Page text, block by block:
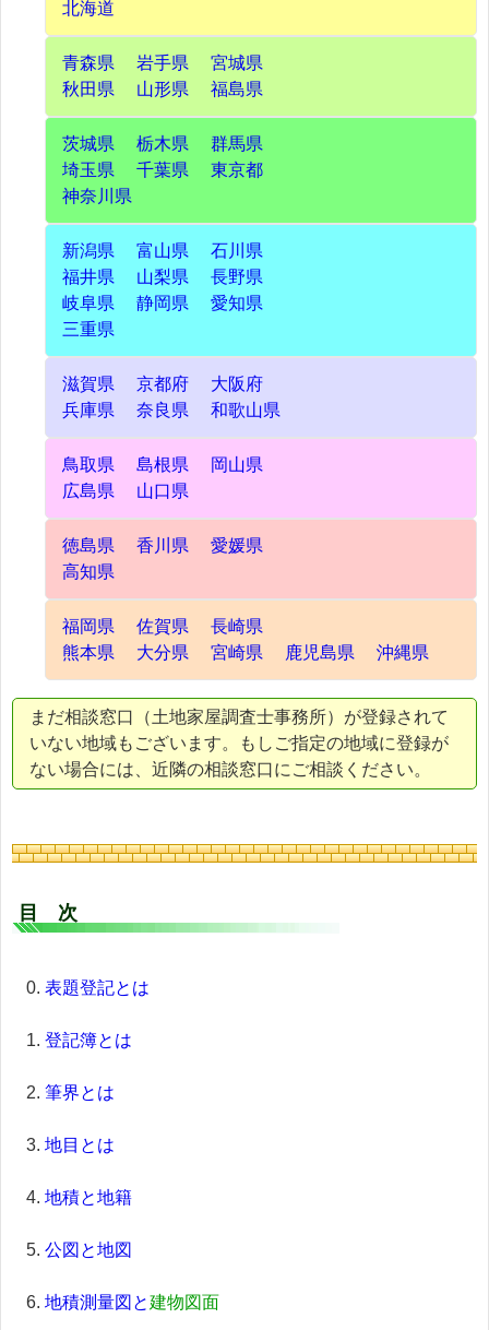
北海道
青森県 岩手県
宮城県
秋田県
山形県 福島県
茨城県 栃木県
群馬県
埼玉県
千葉県
東京都
神奈川県
新潟県 富山県
石川県
福井県
山梨県
長野県
岐阜県
静岡県
愛知県
三重県
滋賀県 京都府
大阪府
兵庫県
奈良県 和歌山県
鳥取県 島根県
岡山県
広島県
山口県
徳島県 香川県
愛媛県
高知県
福岡県 佐賀県
長崎県
熊本県
大分県 宮崎県 鹿児島県 沖縄県
まだ相談窓口（土地家屋調査士事務所）が登録されて
いない地域もございます。もしご指定の地域に登録が
ない場合には、近隣の相談窓口にご相談ください。
目 次
表題登記とは
登記簿とは
筆界とは
地目とは
地積と地籍
公図と地図
地積測量図と建物図面